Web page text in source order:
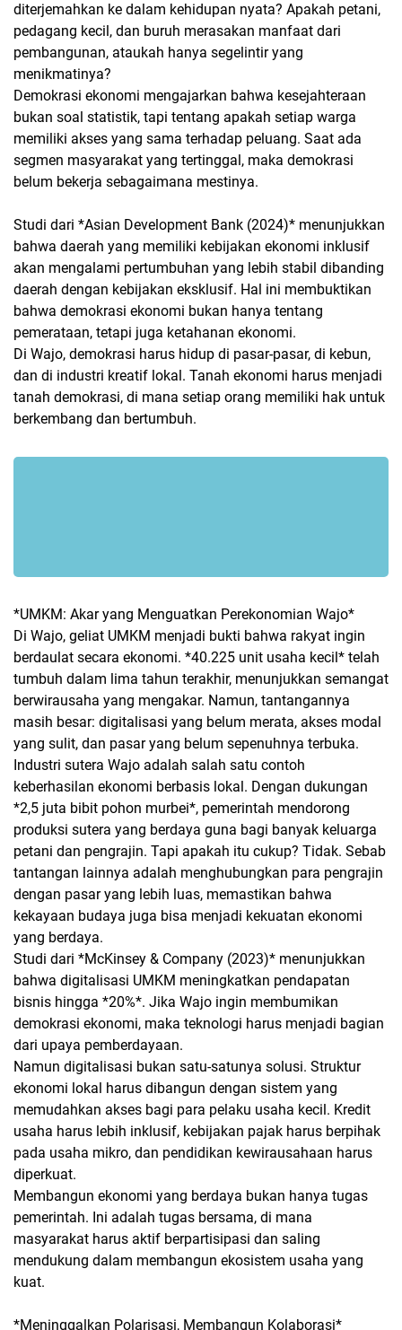
diterjemahkan ke dalam kehidupan nyata? Apakah petani,
pedagang kecil, dan buruh merasakan manfaat dari
pembangunan, ataukah hanya segelintir yang
menikmatinya?
Demokrasi ekonomi mengajarkan bahwa kesejahteraan
bukan soal statistik, tapi tentang apakah setiap warga
memiliki akses yang sama terhadap peluang. Saat ada
segmen masyarakat yang tertinggal, maka demokrasi
belum bekerja sebagaimana mestinya.
Studi dari *Asian Development Bank (2024)* menunjukkan
bahwa daerah yang memiliki kebijakan ekonomi inklusif
akan mengalami pertumbuhan yang lebih stabil dibanding
daerah dengan kebijakan eksklusif. Hal ini membuktikan
bahwa demokrasi ekonomi bukan hanya tentang
pemerataan, tetapi juga ketahanan ekonomi.
Di Wajo, demokrasi harus hidup di pasar-pasar, di kebun,
dan di industri kreatif lokal. Tanah ekonomi harus menjadi
tanah demokrasi, di mana setiap orang memiliki hak untuk
berkembang dan bertumbuh.
*UMKM: Akar yang Menguatkan Perekonomian Wajo*
Di Wajo, geliat UMKM menjadi bukti bahwa rakyat ingin
berdaulat secara ekonomi. *40.225 unit usaha kecil* telah
tumbuh dalam lima tahun terakhir, menunjukkan semangat
berwirausaha yang mengakar. Namun, tantangannya
masih besar: digitalisasi yang belum merata, akses modal
yang sulit, dan pasar yang belum sepenuhnya terbuka.
Industri sutera Wajo adalah salah satu contoh
keberhasilan ekonomi berbasis lokal. Dengan dukungan
*2,5 juta bibit pohon murbei*, pemerintah mendorong
produksi sutera yang berdaya guna bagi banyak keluarga
petani dan pengrajin. Tapi apakah itu cukup? Tidak. Sebab
tantangan lainnya adalah menghubungkan para pengrajin
dengan pasar yang lebih luas, memastikan bahwa
kekayaan budaya juga bisa menjadi kekuatan ekonomi
yang berdaya.
Studi dari *McKinsey & Company (2023)* menunjukkan
bahwa digitalisasi UMKM meningkatkan pendapatan
bisnis hingga *20%*. Jika Wajo ingin membumikan
demokrasi ekonomi, maka teknologi harus menjadi bagian
dari upaya pemberdayaan.
Namun digitalisasi bukan satu-satunya solusi. Struktur
ekonomi lokal harus dibangun dengan sistem yang
memudahkan akses bagi para pelaku usaha kecil. Kredit
usaha harus lebih inklusif, kebijakan pajak harus berpihak
pada usaha mikro, dan pendidikan kewirausahaan harus
diperkuat.
Membangun ekonomi yang berdaya bukan hanya tugas
pemerintah. Ini adalah tugas bersama, di mana
masyarakat harus aktif berpartisipasi dan saling
mendukung dalam membangun ekosistem usaha yang
kuat.
*Meninggalkan Polarisasi, Membangun Kolaborasi*